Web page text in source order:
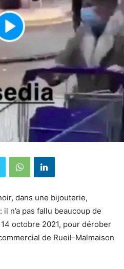
dans une bijouterie,
n’a pas fallu beaucoup de
octobre 2021, pour dérober
de Rueil-Malmaison